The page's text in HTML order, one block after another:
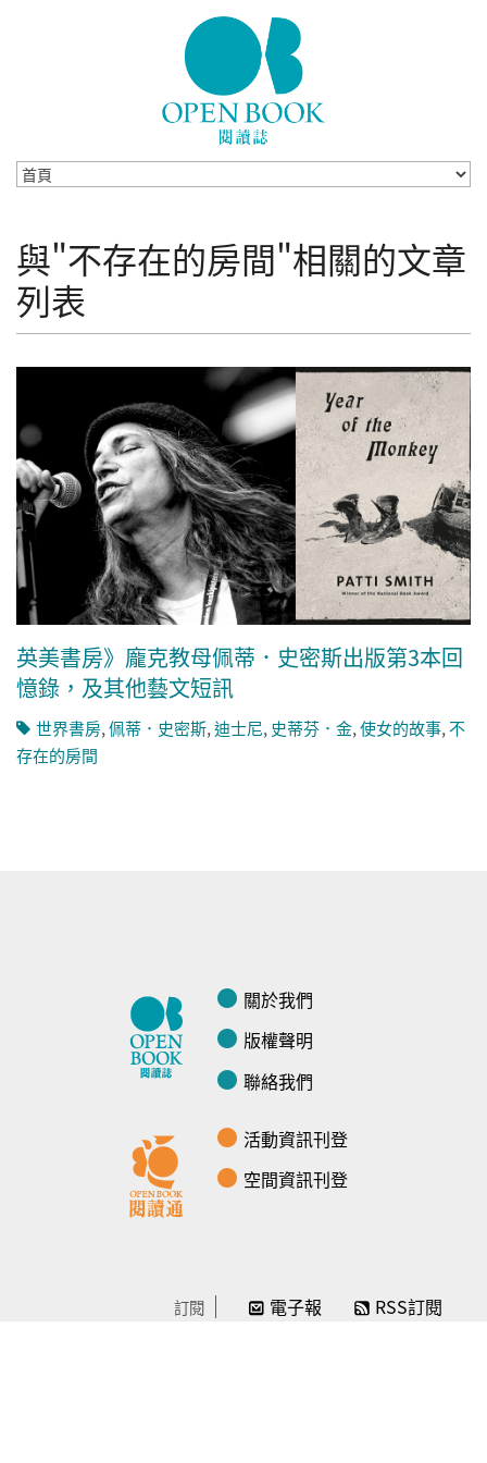
與"不存在的房間"相關的文章
列表
英美書房》龐克教母佩蒂．史密斯出版第3本回
憶錄，及其他藝文短訊
世界書房,佩蒂．史密斯,迪士尼,史蒂芬．金,使女的故事,不
存在的房間
關於我們
版權聲明
聯絡我們
活動資訊刊登
空間資訊刊登
訂閱 電子報 RSS訂閱